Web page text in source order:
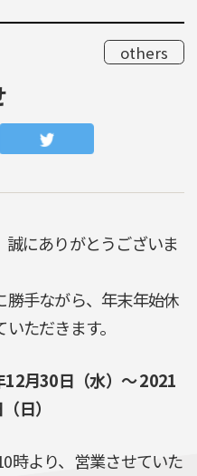
others
にありがとうございま
手ながら、年末年始休
ただきます。
月30日（水）～ 2021
日）
時より、営業させていた